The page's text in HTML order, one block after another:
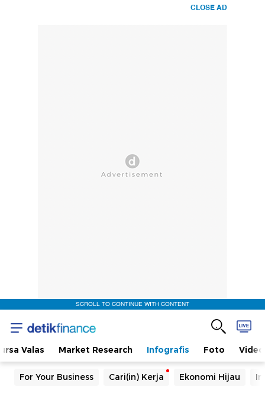
CLOSE AD
SCROLL TO CONTINUE WITH CONTENT
Valas Market Research Infografis Foto Video
For Your Business Cari(in) Kerja Ekonomi Hijau